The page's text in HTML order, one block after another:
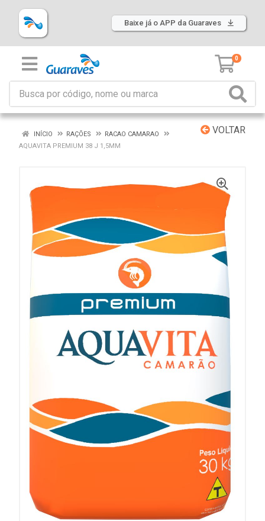
Baixe já o APP da Guaraves
0
VOLTAR
INÍCIO RAÇÕES
RACAO CAMARAO
AQUAVITA PREMIUM 38 J 1,5MM